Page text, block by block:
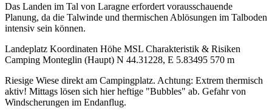
Das Landen im Tal von Laragne erfordert vorausschauende
Planung, da die Talwinde und thermischen Ablösungen im Talboden
intensiv sein können.
Landeplatz Koordinaten Höhe MSL Charakteristik & Risiken
Camping Monteglin (Haupt) N 44.31228, E 5.83495 570 m
Riesige Wiese direkt am Campingplatz. Achtung: Extrem thermisch
aktiv! Mittags lösen sich hier heftige "Bubbles" ab. Gefahr von
Windscherungen im Endanflug.